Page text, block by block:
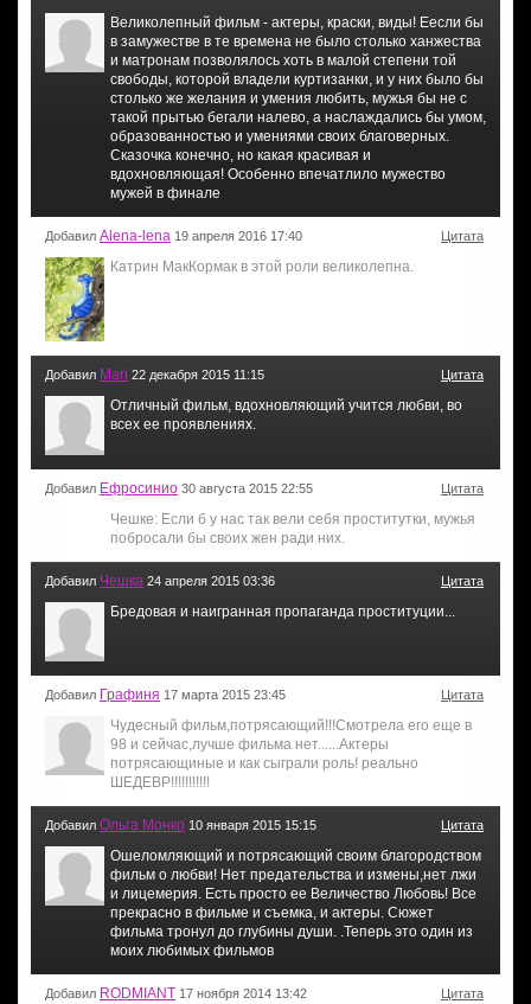
Великолепный фильм - актеры, краски, виды! Еесли бы
в замужестве в те времена не было столько ханжества
и матронам позволялось хоть в малой степени той
свободы, которой владели куртизанки, и у них было бы
столько же желания и умения любить, мужья бы не с
такой прытью бегали налево, а наслаждались бы умом,
образованностью и умениями своих благоверных.
Сказочка конечно, но какая красивая и
вдохновляющая! Особенно впечатлило мужество
мужей в финале
Добавил Alena-lena 19 апреля 2016 17:40 Цитата
Катрин МакКормак в этой роли великолепна.
Добавил Mari 22 декабря 2015 11:15 Цитата
Отличный фильм, вдохновляющий учится любви, во
всех ее проявлениях.
Добавил Ефросинио 30 августа 2015 22:55 Цитата
Чешке: Если б у нас так вели себя проститутки, мужья
побросали бы своих жен ради них.
Добавил Чешка 24 апреля 2015 03:36 Цитата
Бредовая и наигранная пропаганда проституции...
Добавил Графиня 17 марта 2015 23:45 Цитата
Чудесный фильм,потрясающий!!!Смотрела его еще в
98 и сейчас,лучше фильма нет......Актеры
потрясающиные и как сыграли роль! реально
ШЕДЕВР!!!!!!!!!!!
Добавил Ольга Монко 10 января 2015 15:15 Цитата
Ошеломляющий и потрясающий своим благородством
фильм о любви! Нет предательства и измены,нет лжи
и лицемерия. Есть просто ее Величество Любовь! Все
прекрасно в фильме и съемка, и актеры. Сюжет
фильма тронул до глубины души. .Теперь это один из
моих любимых фильмов
Добавил RODMIANT 17 ноября 2014 13:42 Цитата